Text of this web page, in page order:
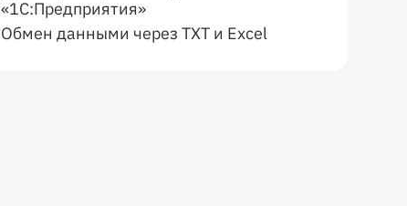
«1С:Предприятия»
Обмен данными через TXT и Excel